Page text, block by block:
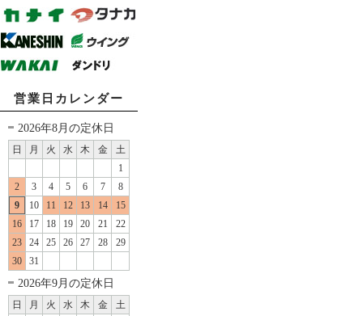
営業日カレンダー
2026年8月の定休日
日 月 火 水 木 金
土
1
2
3 4 5 6 7
8
9
10 11 12 13 14
15
16
17 18 19 20 21
22
23
24 25 26 27 28
29
30
31
2026年9月の定休日
日 月 火 水 木 金
土